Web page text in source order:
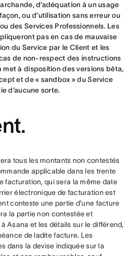
d’adéquation à un usage
ou d’utilisation sans erreur ou
des Services Professionnels. Les
pas en cas de mauvaise
du Service par le Client et les
de non-respect des instructions
met à disposition des versions bêta,
et de « sandbox » du Service
d’aucune sorte.
tous les montants non contestés
applicable dans les trente
facturation, qui sera la même date
électronique de facturation est
conteste une partie d’une facture
la partie non contestée et
Asana et les détails sur le différend,
de ladite facture. Les
dans la devise indiquée sur la